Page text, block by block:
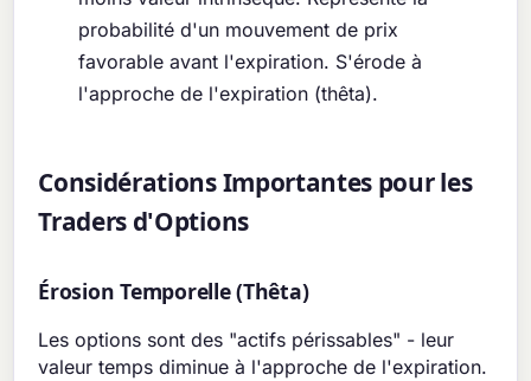
probabilité d'un mouvement de prix
favorable avant l'expiration. S'érode à
l'approche de l'expiration (thêta).
Considérations Importantes pour les
Traders d'Options
Érosion Temporelle (Thêta)
Les options sont des "actifs périssables" - leur
valeur temps diminue à l'approche de l'expiration.